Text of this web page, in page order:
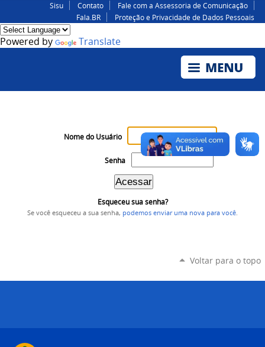
Sisu Contato
Fale com a Assessoria de Comunicação
Fala.BR
Proteção e Privacidade de Dados Pessoais
Powered by Translate
Nome do Usuário
Senha
Esqueceu sua senha?
Se você esqueceu a sua senha, podemos enviar uma nova para você
Voltar para o topo